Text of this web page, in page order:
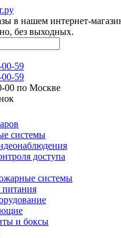
в нашем интернет-
без выходных.
59
59
00 по Москве
системы
доступа
системы
и боксы